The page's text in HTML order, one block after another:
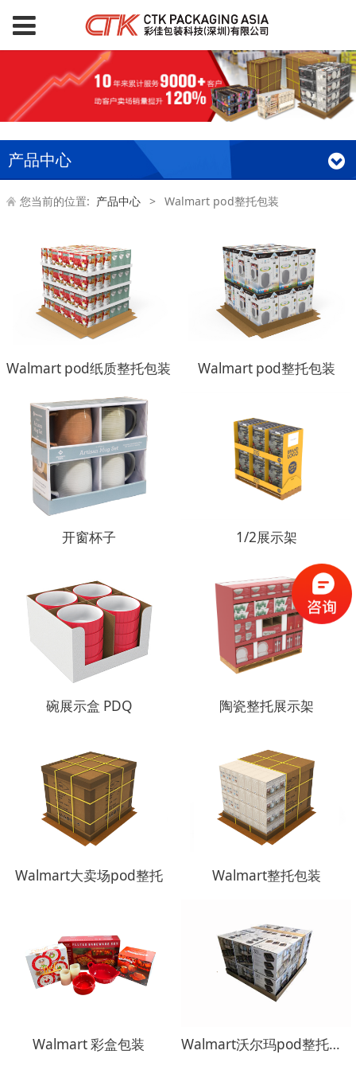
产品中心
您当前的位置: 产品中心 > Walmart pod整托包装
Walmart pod纸质整托包装 Walmart pod整托包装
开窗杯子 1/2展示架
碗展示盒 PDQ 陶瓷整托展示架
Walmart大卖场pod整托 Walmart整托包装
Walmart 彩盒包装 Walmart沃尔玛pod整托包装